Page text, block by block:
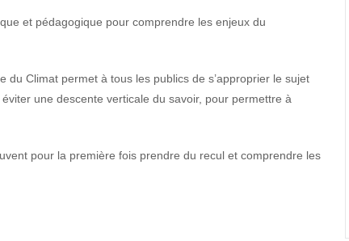
et pédagogique pour comprendre les enjeux du
du Climat permet à tous les publics de s’approprier le sujet
une descente verticale du savoir, pour permettre à
pour la première fois prendre du recul et comprendre les